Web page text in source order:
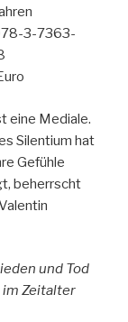
3-7363-
eine Mediale.
Silentium hat
Gefühle
beherrscht
und Tod
im Zeitalter